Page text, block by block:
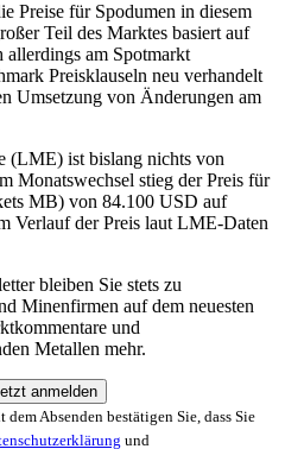
Preise für Spodumen in diesem
Teil des Marktes basiert auf
am Spotmarkt
Preisklauseln neu verhandelt
Umsetzung von Änderungen am
(LME) ist bislang nichts von
Monatswechsel stieg der Preis für
MB) von 84.100 USD auf
Verlauf der Preis laut LME-Daten
bleiben Sie stets zu
Minenfirmen auf dem neuesten
und
Metallen mehr.
anmelden
dem Absenden bestätigen Sie, dass Sie
und